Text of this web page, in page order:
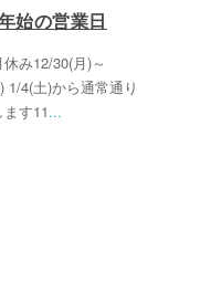
始の営業日
み12/30(月)～
1/4(土)から通常通り
す11...